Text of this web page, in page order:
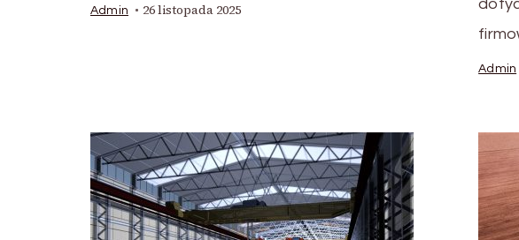
Admin 26 listopada 2025
Admin